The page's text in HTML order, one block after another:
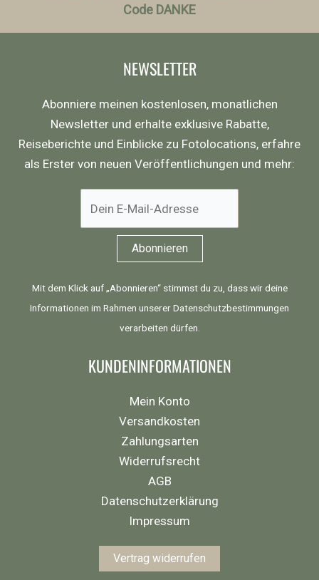
Code DANKE
NEWSLETTER
Abonniere meinen kostenlosen, monatlichen
Newsletter und erhalte exklusive Rabatte,
Reiseberichte und Einblicke zu Fotolocations, erfahre
als Erster von neuen Veröffentlichungen und mehr:
Mit dem Klick auf „Abonnieren“ stimmst du zu, dass wir deine
Informationen im Rahmen unsererDatenschutzbestimmungen
verarbeiten dürfen.
KUNDENINFORMATIONEN
Mein Konto
Versandkosten
Zahlungsarten
Widerrufsrecht
AGB
Datenschutzerklärung
Impressum
Vertrag widerrufen